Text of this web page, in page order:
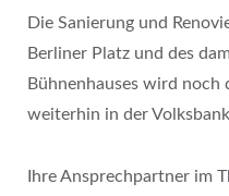
Die Sanierung und
Berliner Platz und des
Bühnenhauses wird noch
weiterhin in der
Ihre Ansprechpartner im